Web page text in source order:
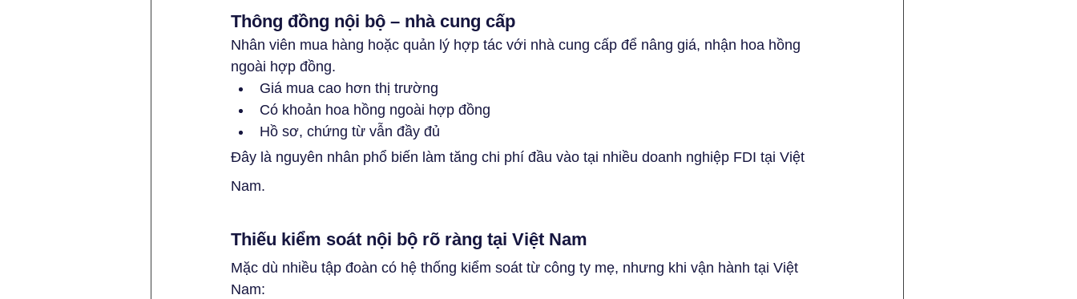
Thông đồng nội bộ – nhà cung cấp
Nhân viên mua hàng hoặc quản lý hợp tác với nhà cung cấp để nâng giá, nhận hoa hồng
ngoài hợp đồng.
Giá mua cao hơn thị trường
Có khoản hoa hồng ngoài hợp đồng
Hồ sơ, chứng từ vẫn đầy đủ
Đây là nguyên nhân phổ biến làm tăng chi phí đầu vào tại nhiều doanh nghiệp FDI tại Việt
Nam.
Thiếu kiểm soát nội bộ rõ ràng tại Việt Nam
Mặc dù nhiều tập đoàn có hệ thống kiểm soát từ công ty mẹ, nhưng khi vận hành tại Việt
Nam: